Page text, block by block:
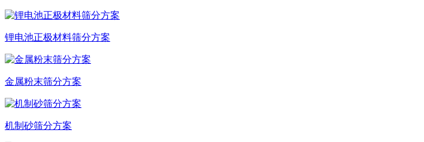
锂电池正极材料筛分方案
金属粉末筛分方案
机制砂筛分方案